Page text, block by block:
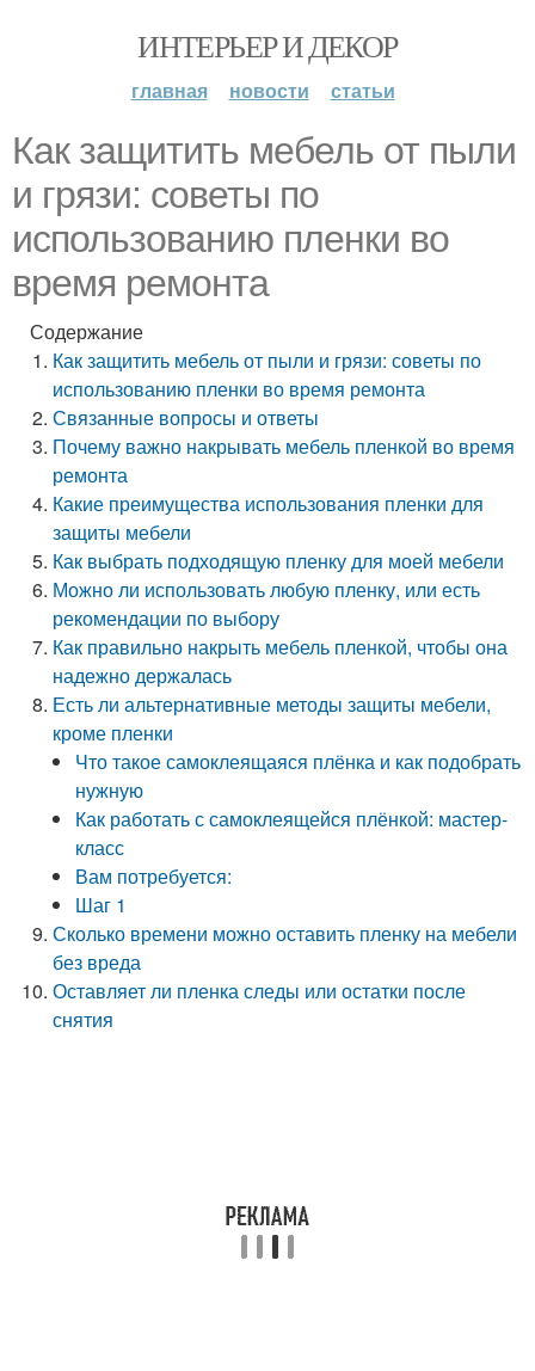
ИНТЕРЬЕР И ДЕКОР
главная новости статьи
Как защитить мебель от пыли
и грязи: советы по
использованию пленки во
время ремонта
Содержание
Как защитить мебель от пыли и грязи: советы по
использованию пленки во время ремонта
Связанные вопросы и ответы
Почему важно накрывать мебель пленкой во время
ремонта
Какие преимущества использования пленки для
защиты мебели
Как выбрать подходящую пленку для моей мебели
Можно ли использовать любую пленку, или есть
рекомендации по выбору
Как правильно накрыть мебель пленкой, чтобы она
надежно держалась
Есть ли альтернативные методы защиты мебели,
кроме пленки
Что такое самоклеящаяся плёнка и как подобрать
нужную
Как работать с самоклеящейся плёнкой: мастер-
класс
Вам потребуется:
Шаг 1
Сколько времени можно оставить пленку на мебели
без вреда
Оставляет ли пленка следы или остатки после
снятия